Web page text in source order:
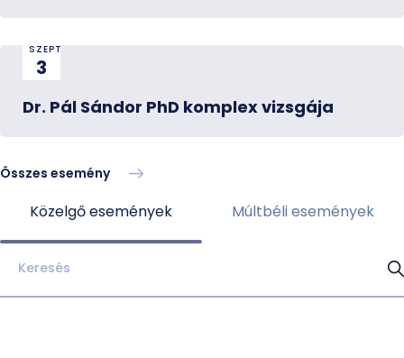
Közelgő események Múltbéli események
SZEPT
3
Dr. Pál Sándor PhD komplex vizsgája
Összes esemény